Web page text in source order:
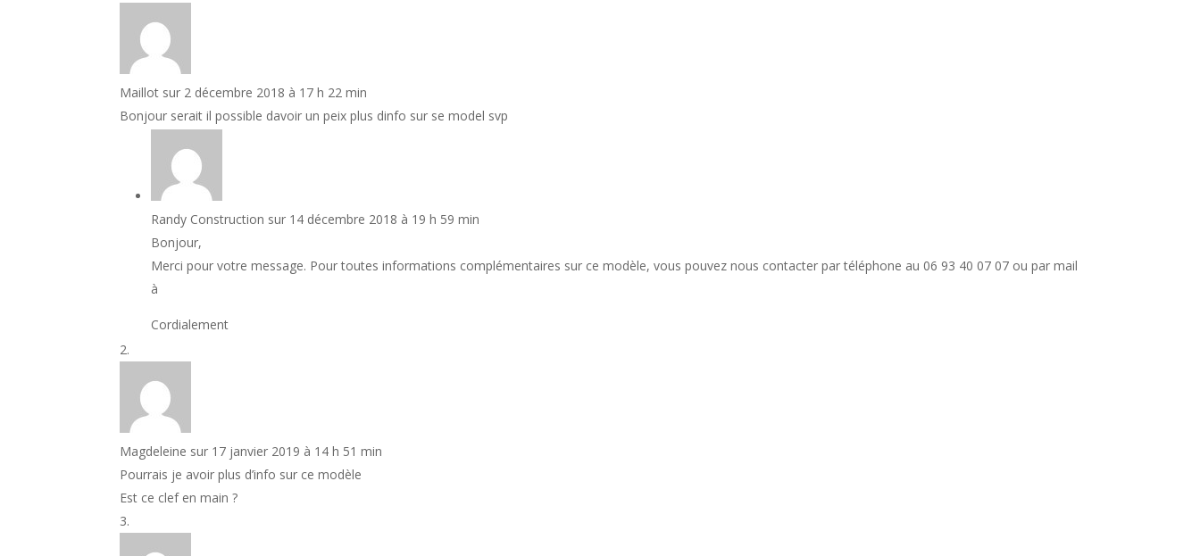
Maillot sur 2 décembre 2018 à 17 h 22 min
Bonjour serait il possible davoir un peix plus dinfo sur se model svp
Randy Construction sur 14 décembre 2018 à 19 h 59 min
Bonjour,
Merci pour votre message. Pour toutes informations complémentaires sur ce modèle, vous pouvez nous contacter par téléphone au 06 93 40 07 07 ou par mail
à
Cordialement
Magdeleine sur 17 janvier 2019 à 14 h 51 min
Pourrais je avoir plus d’info sur ce modèle
Est ce clef en main ?